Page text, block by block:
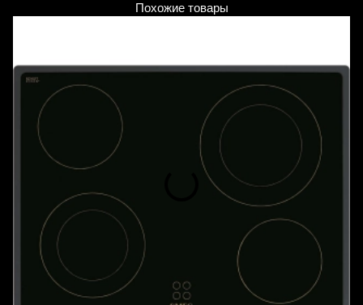
Похожие товары